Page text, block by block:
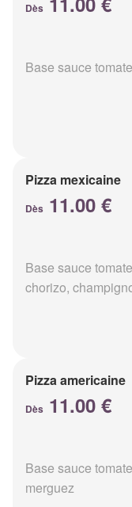
Dès
Base sauce
Pizza mexicaine
Dès 11.00 €
Base sauce
chorizo,
Pizza americaine
Dès 11.00 €
Base sauce
merguez